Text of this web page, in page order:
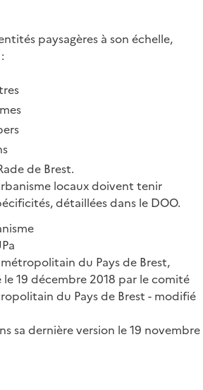
paysagères à son échelle,
de Brest.
locaux doivent tenir
détaillées dans le DOO.
du Pays de Brest,
19 décembre 2018 par le comité
du Pays de Brest - modifié
sa dernière version le 19 novembre